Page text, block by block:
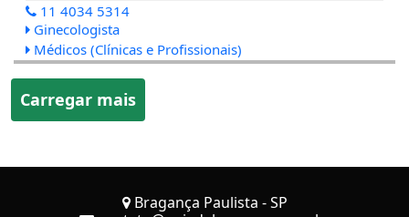
11 4034 5314
Ginecologista
Médicos (Clínicas e Profissionais)
Carregar mais
Bragança Paulista - SP